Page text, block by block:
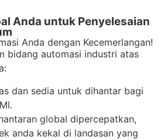
Anda untuk Penyelesaian
Anda dengan Kecemerlangan!
bidang automasi industri atas
dan sedia untuk dihantar bagi
global dipercepatkan,
anda kekal di landasan yang